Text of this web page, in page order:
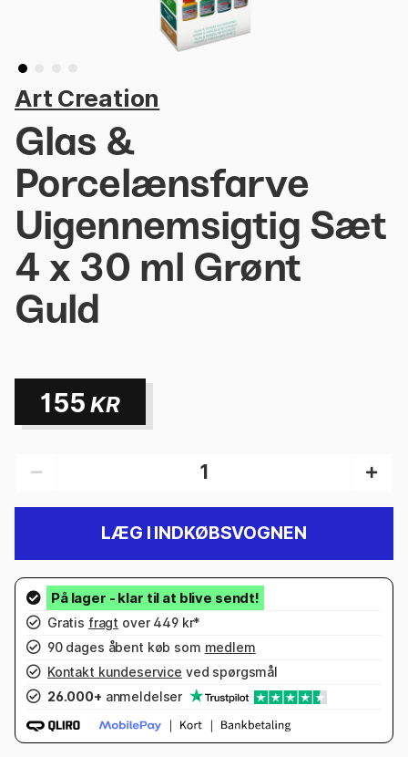
Art Creation
Glas &
Porcelænsfarve
Uigennemsigtig Sæt
4 x 30 ml Grønt
Guld
155 KR
LÆG I INDKØBSVOGNEN
Gratis fragt over 449 kr*
90 dages åbent køb som medlem
Kontakt kundeservice ved spørgsmål
26.000+ anmeldelser